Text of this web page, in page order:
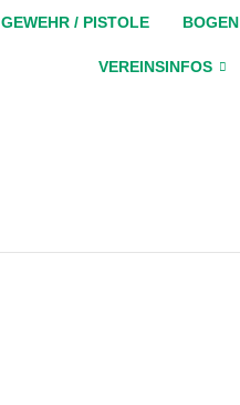
GEWEHR / PISTOLE BOGEN
VEREINSINFOS